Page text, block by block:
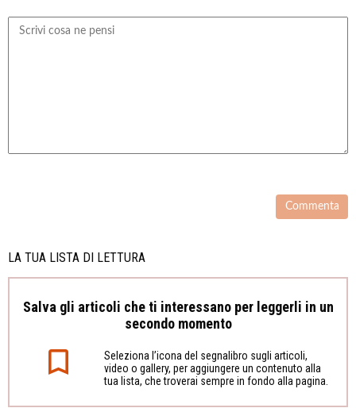
LA TUA LISTA DI LETTURA
Salva gli articoli che ti interessano per leggerli in un
secondo momento
Seleziona l’icona del segnalibro sugli articoli,
video o gallery, per aggiungere un contenuto alla
tua lista, che troverai sempre in fondo alla pagina.